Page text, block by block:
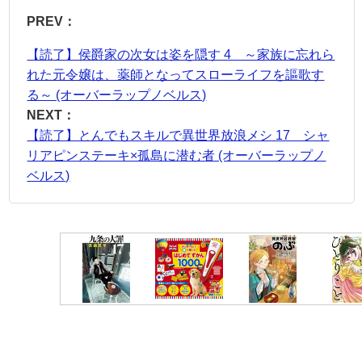
PREV：
【読了】侯爵家の次女は姿を隠す 4 ～家族に忘れら
れた元令嬢は、薬師となってスローライフを謳歌す
る～ (オーバーラップノベルス)
NEXT：
【読了】とんでもスキルで異世界放浪メシ 17 シャ
リアピンステーキ×孤島に潜む者 (オーバーラップノ
ベルス)